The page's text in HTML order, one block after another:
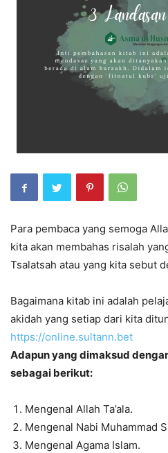
Para pembaca yang semoga
kita akan membahas risalah
Tsalatsah atau yang kita sebut
Bagaimana kitab ini adalah
akidah yang setiap dari kita
https://online.sultann.bet
Adapun yang dimaksud
sebagai berikut:
Mengenal Allah Ta’ala.
Mengenal Nabi Muhammad
Mengenal Agama Islam.